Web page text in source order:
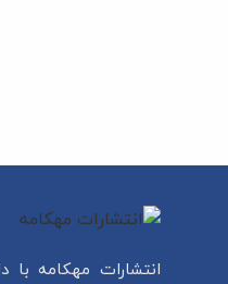
انتشارات مهکامه با